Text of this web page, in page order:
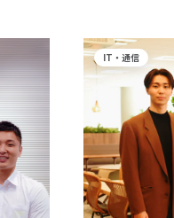
IT・通信